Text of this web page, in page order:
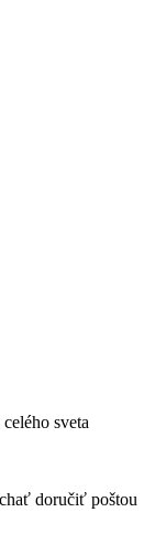
sveta
doručiť poštou